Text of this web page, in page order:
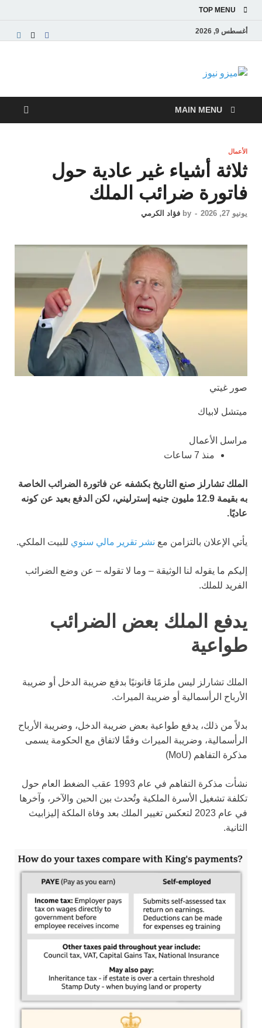
TOP MENU
أغسطس 9, 2026
ميزو نيوز
والاقتصادية
MAIN MENU
الأعمال
ثلاثة أشياء غير عادية حول
فاتورة ضرائب الملك
يونيو 27, 2026 -
by فؤاد الكرمي
صور غيتي
ميتشل لابياك
مراسل الأعمال
منذ 7 ساعات
الملك تشارلز صنع التاريخ بكشفه عن فاتورة الضرائب الخاصة
به بقيمة 12.9 مليون جنيه إسترليني، لكن الدفع بعيد عن كونه
عاديًا.
يأتي الإعلان بالتزامن مع نشر تقرير مالي سنوي للبيت الملكي.
إليكم ما يقوله لنا الوثيقة – وما لا تقوله – عن وضع الضرائب
الفريد للملك.
يدفع الملك بعض الضرائب
طواعية
الملك تشارلز ليس ملزمًا قانونيًا بدفع ضريبة الدخل أو ضريبة
الأرباح الرأسمالية أو ضريبة الميراث.
بدلاً من ذلك، يدفع طواعية بعض ضريبة الدخل، وضريبة الأرباح
الرأسمالية، وضريبة الميراث وفقًا لاتفاق مع الحكومة يسمى
مذكرة التفاهم (MoU)
نشأت مذكرة التفاهم في عام 1993 عقب الضغط العام حول
تكلفة تشغيل الأسرة الملكية وتُحدث بين الحين والآخر، وآخرها
في عام 2023 لتعكس تغيير الملك بعد وفاة الملكة إليزابيث
الثانية.